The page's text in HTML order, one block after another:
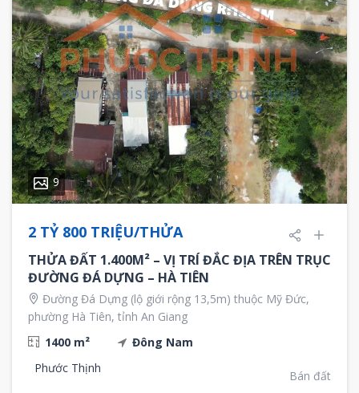
9
2 TỶ 800 TRIỆU/THỬA
THỬA ĐẤT 1.400M² – VỊ TRÍ ĐẮC ĐỊA TRÊN TRỤC
ĐƯỜNG ĐÁ DỰNG – HÀ TIÊN
Đường Đá Dựng (lộ giới rộng 13,5m) thuộc Mỹ Đức,
phường Hà Tiên, tỉnh An Giang
1400 m²
Đông Nam
Phước Thịnh
Bán đất